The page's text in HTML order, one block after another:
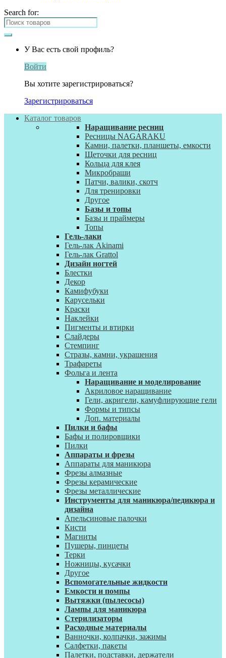
Search for:
У Вас есть свой профиль?
Войти
Вы хотите зарегистрироваться?
Зарегистрироваться
Каталог товаров
Наращивание ресниц
Ресницы NAGARAKU
Камни, палетки, планшеты, емкости
Щеточки для ресниц
Кольца для клея
Микробраши
Патчи, валики, скотч
Для тренировки
Другое
Базы и топы
Базы и праймеры
Топы
Гель-лаки
Гель-лак Akinami
Гель-лак Grattol
Дизайн ногтей
Блестки
Декор
Камифубуки
Карусельки
Краски
Наклейки
Пигменты и втирки
Слайдеры
Стемпинг
Стразы, камни, украшения
Трафареты
Фольга и лента
Наращивание и моделирование
Акриловое наращивание
Гели, акригели, камуфлирующие гели
Формы и типсы
Доп. материалы
Пилки и бафы
Бафы и полировщики
Пилки
Аппараты и фрезы
Аппараты для маникюра
Фрезы алмазные
Фрезы керамические
Фрезы металлические
Инструменты для маникюра/педикюра и
дизайна
Апельсиновые палочки
Кисти
Магниты
Пушеры, пинцеты
Терки
Ножницы, кусачки
Другое
Вспомогательные жидкости
Емкости и помпы
Вытяжки (пылесосы)
Лампы для маникюра
Стерилизаторы
Расходные материалы
Ванночки, колпачки, зажимы
Салфетки, пакеты
Палетки, подставки, держатели